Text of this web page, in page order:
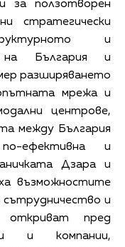
за ползотворен
стратегически
и
на България и
разширяването
мрежа и
центрове,
между България
ефективна и
Дзара и
възможностите
сътрудничество и
откриват пред
и компании,